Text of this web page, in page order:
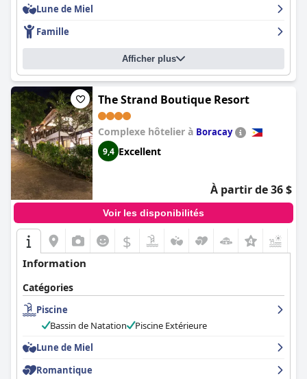
Lune de Miel
Famille
Afficher plus
The Strand Boutique Resort
Complexe hôtelier à Boracay
9,4 Excellent
À partir de 36 $
Voir les disponibilités
$
Information
Catégories
Piscine
Bassin de Natation
Piscine Extérieure
Lune de Miel
Romantique